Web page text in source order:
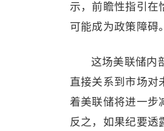
示，前瞻性指引在
可能成为政策障碍
这场美联储内
直接关系到市场对
着美联储将进一步
反之，如果纪要透